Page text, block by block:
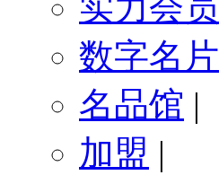
数字名片
名品馆 |
加盟 |